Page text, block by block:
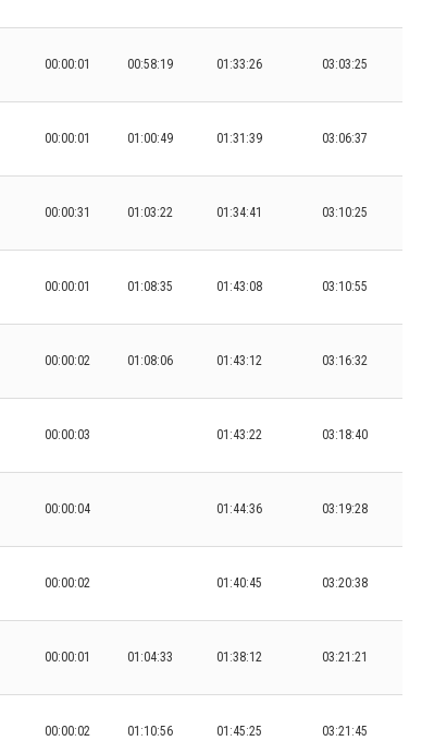
00:00:01 00:58:19 01:33:26 03:03:25
00:00:01 01:00:49 01:31:39 03:06:37
00:00:31 01:03:22 01:34:41 03:10:25
00:00:01 01:08:35 01:43:08 03:10:55
00:00:02 01:08:06 01:43:12 03:16:32
00:00:03 01:43:22 03:18:40
00:00:04 01:44:36 03:19:28
00:00:02 01:40:45 03:20:38
00:00:01 01:04:33 01:38:12 03:21:21
00:00:02 01:10:56 01:45:25 03:21:45